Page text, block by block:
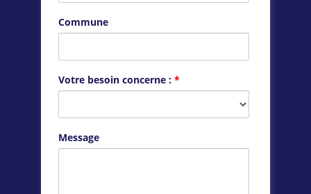
Commune
Votre besoin concerne : *
Message